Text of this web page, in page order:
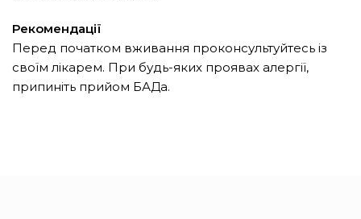
Рекомендації
Перед початком вживання проконсультуйтесь із
своїм лікарем. При будь-яких проявах алергії,
припиніть прийом БАДа.